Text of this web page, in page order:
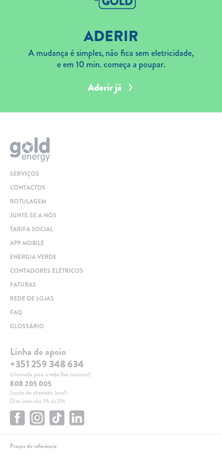
ADERIR
A mudança é simples, não fica sem eletricidade,
e em 10 min. começa a poupar.
Aderir já
SERVIÇOS
CONTACTOS
ROTULAGEM
JUNTE-SE A NÓS
TARIFA SOCIAL
APP MOBILE
ENERGIA VERDE
CONTADORES ELÉTRICOS
FATURAS
REDE DE LOJAS
FAQ
GLOSSÁRIO
Linha de apoio
+351 259 348 634
(chamada para a rede fixa nacional)
808 205 005
(custo de chamada local)
Dias úteis das 9h às 21h
Preços de referência